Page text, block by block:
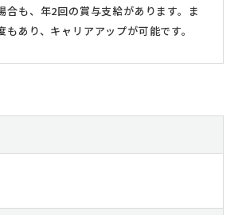
合も、年2回の賞与支給があります。ま
もあり、キャリアアップが可能です。